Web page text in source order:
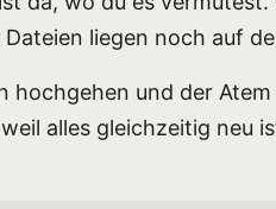
liegen noch auf
hochgehen und der
alles gleichzeitig neu